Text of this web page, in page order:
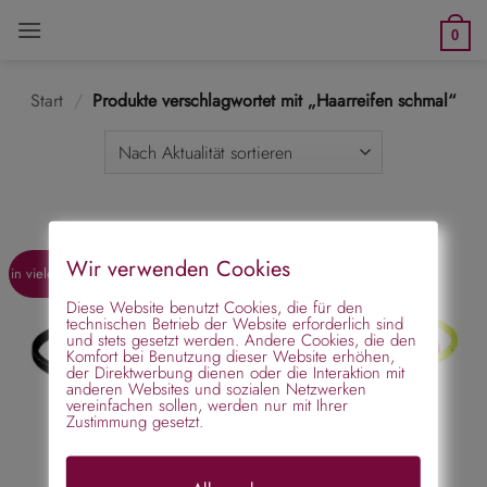
Inhalt
0
Start / Produkte verschlagwortet mit „Haarreifen schmal“
in vielen Farben in verschiedenen Farben
Wir verwenden Cookies
Diese Website benutzt Cookies, die für den
technischen Betrieb der Website erforderlich sind
und stets gesetzt werden. Andere Cookies, die den
Komfort bei Benutzung dieser Website erhöhen,
der Direktwerbung dienen oder die Interaktion mit
anderen Websites und sozialen Netzwerken
vereinfachen sollen, werden nur mit Ihrer
Zustimmung gesetzt.